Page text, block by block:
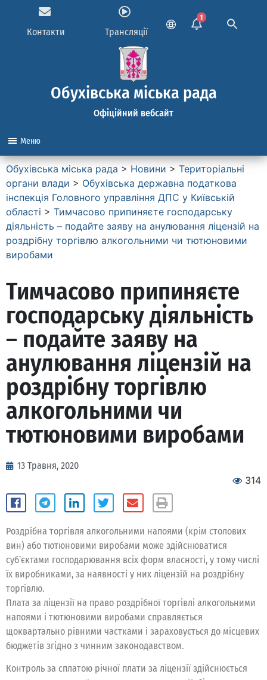
Контакти Трансляції
1
Обухівська міська рада
Офіційний вебсайт
Меню
Обухівська міська рада > Новини > Територіальні
органи влади > Обухівська державна податкова
інспекція Головного управління ДПС у Київській
області > Тимчасово припиняєте господарську
діяльність – подайте заяву на анулювання ліцензій на
роздрібну торгівлю алкогольними чи тютюновими
виробами
Тимчасово припиняєте
господарську діяльність
– подайте заяву на
анулювання ліцензій на
роздрібну торгівлю
алкогольними чи
тютюновими виробами
13 Травня, 2020
314
Роздрібна торгівля алкогольними напоями (крім столових
вин) або тютюновими виробами може здійснюватися
суб’єктами господарювання всіх форм власності, у тому числі
їх виробниками, за наявності у них ліцензій на роздрібну
торгівлю.
Плата за ліцензії на право роздрібної торгівлі алкогольними
напоями і тютюновими виробами справляється
щоквартально рівними частками і зараховується до місцевих
бюджетів згідно з чинним законодавством.
Контроль за сплатою річної плати за ліцензії здійснюється